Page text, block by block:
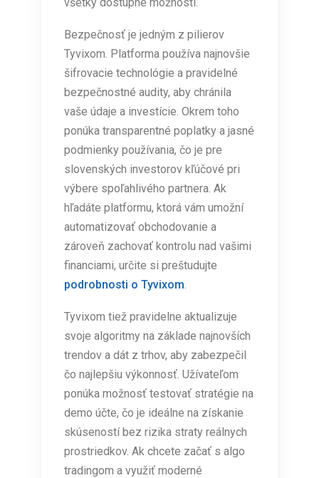
Bezpečnosť je jedným z pilierov
Tyvixom. Platforma používa najnovšie
šifrovacie technológie a pravidelné
bezpečnostné audity, aby chránila
vaše údaje a investície. Okrem toho
ponúka transparentné poplatky a jasné
podmienky používania, čo je pre
slovenských investorov kľúčové pri
výbere spoľahlivého partnera. Ak
hľadáte platformu, ktorá vám umožní
automatizovať obchodovanie a
zároveň zachovať kontrolu nad vašimi
financiami, určite si preštudujte
podrobnosti o Tyvixom
Tyvixom tiež pravidelne aktualizuje
svoje algoritmy na základe najnovších
trendov a dát z trhov, aby zabezpečil
čo najlepšiu výkonnosť. Užívateľom
ponúka možnosť testovať stratégie na
demo účte, čo je ideálne na získanie
skúseností bez rizika straty reálnych
prostriedkov. Ak chcete začať s algo
tradingom a využiť moderné